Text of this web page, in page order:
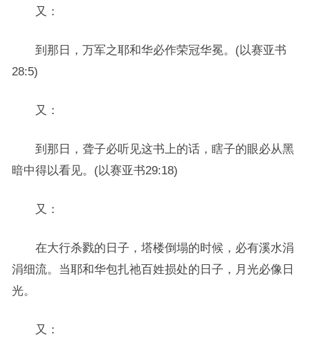
又：
到那日，万军之耶和华必作荣冠华冕。(以赛亚书
28:5)
又：
到那日，聋子必听见这书上的话，瞎子的眼必从黑
暗中得以看见。(以赛亚书29:18)
又：
在大行杀戮的日子，塔楼倒塌的时候，必有溪水涓
涓细流。当耶和华包扎祂百姓损处的日子，月光必像日
光。
又：